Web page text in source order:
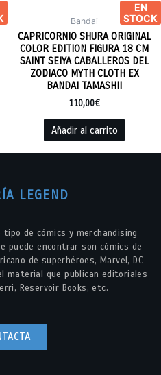
EN
STOCK
Bandai
CAPRICORNIO SHURA ORIGINAL
COLOR EDITION FIGURA 18 CM
SAINT SEIYA CABALLEROS DEL
ZODIACO MYTH CLOTH EX
BANDAI TAMASHII
110,00€
Añadir al carrito
LEGEND
de cómics y merchandising
puede encontrar son cómics de
de superhéroes, Marvel, DC
material que publican editoriales
Reservoir Books, etc.